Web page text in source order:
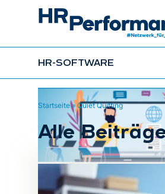
HR-SOFTWARE
Startseite»Quiet Quitting
Alle